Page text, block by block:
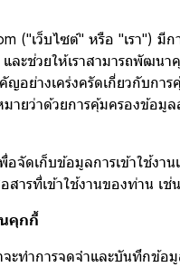
("เว็บไซต์" หรือ "เรา") มี
ละช่วยให้เราสามารถพัฒ
คัญอย่างเคร่งครัดเกี่ยวกับ
ว่าด้วยการคุ้มครองข้อมูล
อจัดเก็บข้อมูลการเข้าใช้งา
ารที่เข้าใช้งานของท่าน เ
คุกกี้
าจะทำการจดจำและบันทึก